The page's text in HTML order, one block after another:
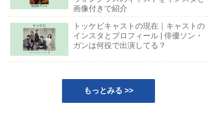
画像付きで紹介
トッケビキャストの現在｜キャストの
インスタとプロフィール | 俳優ソン・
ガンは何役で出演してる？
もっとみる >>